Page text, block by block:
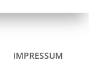
IMPRESSUM